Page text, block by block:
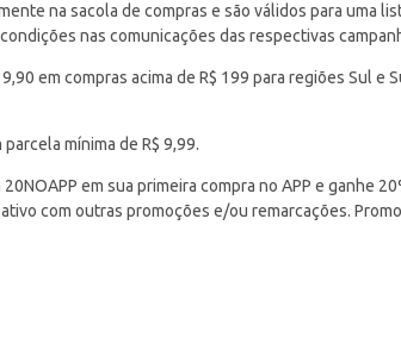
na sacola de compras e são válidos para uma
nas comunicações das respectivas
em compras acima de R$ 199 para regiões Sul e
mínima de R$ 9,99.
em sua primeira compra no APP e ganhe
com outras promoções e/ou remarcações.